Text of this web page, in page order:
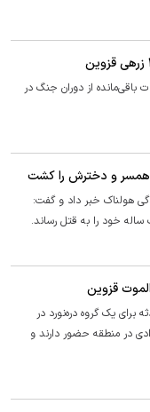
باقی‌مانده از دوران جنگ در
همسر و دخترش را کشت
هولناک خبر داد و گفت:
یک گروه دره‌نورد در
در منطقه حضور دارند و